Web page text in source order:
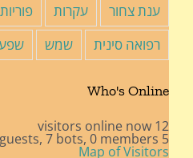
ענת צחור
עקרות פוריות
רפואה סינית
שמש
Who's Online
12 visitors online now
5 guests,
7 bots, 0 members
Map of Visitors